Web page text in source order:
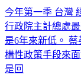
今年第一季 台灣
行政院主計總處
是6年來新低。
構性政策手段來
是回